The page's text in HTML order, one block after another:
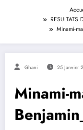
Minami-
Ghani 25 Janvier
Minami-